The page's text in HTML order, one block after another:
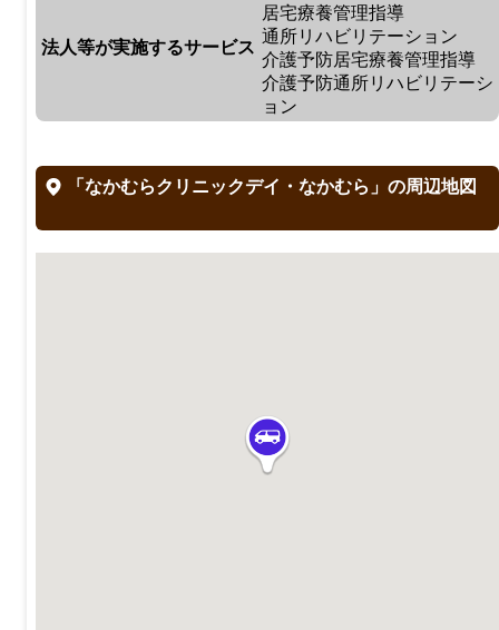
法人等が実施するサービス
居宅療養管理指導
通所リハビリテーション
介護予防居宅療養管理指導
介護予防通所リハビリテーシ
ョン
「なかむらクリニックデイ・なかむら」の周辺地図